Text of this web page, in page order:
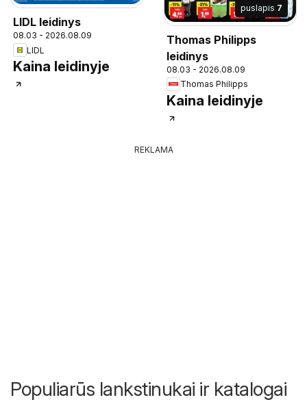
LIDL leidinys
08.03 - 2026.08.09
LIDL
Kaina leidinyje
puslapis 7
Thomas Philipps
leidinys
08.03 - 2026.08.09
Thomas Philipps
Kaina leidinyje
REKLAMA
Populiarūs lankstinukai ir katalogai